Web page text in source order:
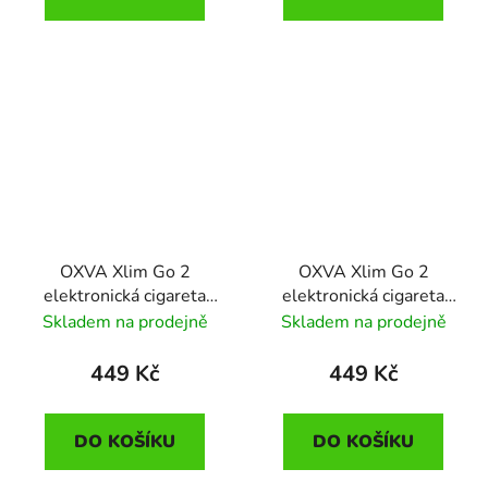
OXVA Xlim Go 2
elektronická cigareta
1500mAh Metal Silver
Skladem na prodejně
449 Kč
DO KOŠÍKU
OXVA Xlim Go 2
elektronická cigareta
1500mAh Light Brown
Skladem na prodejně
449 Kč
DO KOŠÍKU